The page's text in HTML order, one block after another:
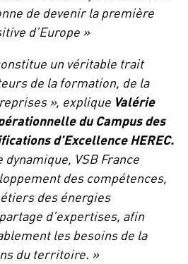
de devenir la première
d’Europe »
un véritable trait
de la formation, de la
», explique Valérie
du Campus des
d’Excellence HEREC.
VSB France
des compétences,
des énergies
d’expertises, afin
les besoins de la
du territoire. »